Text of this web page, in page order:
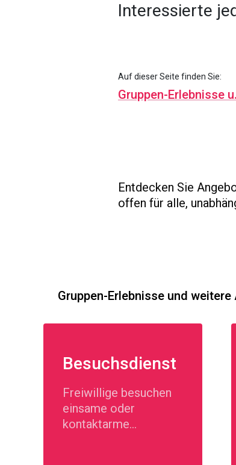
Interessierte
Auf dieser Seite finden Sie:
Gruppen-Erlebnisse
Entdecken Sie
offen für alle,
Gruppen-Erlebnisse und
Besuchsdienst
Freiwillige besuchen
einsame oder
kontaktarme